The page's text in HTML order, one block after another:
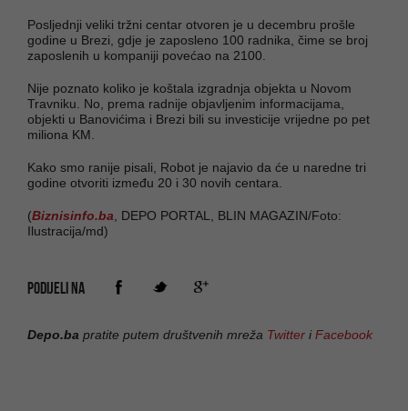
Posljednji veliki tržni centar otvoren je u decembru prošle
godine u Brezi, gdje je zaposleno 100 radnika, čime se broj
zaposlenih u kompaniji povećao na 2100.
Nije poznato koliko je koštala izgradnja objekta u Novom
Travniku. No, prema radnije objavljenim informacijama,
objekti u Banovićima i Brezi bili su investicije vrijedne po pet
miliona KM.
Kako smo ranije pisali, Robot je najavio da će u naredne tri
godine otvoriti između 20 i 30 novih centara.
(Biznisinfo.ba , DEPO PORTAL, BLIN MAGAZIN/Foto:
Ilustracija/md)
PODIJELI NA
Depo.ba pratite putem društvenih mreža Twitter iFacebook